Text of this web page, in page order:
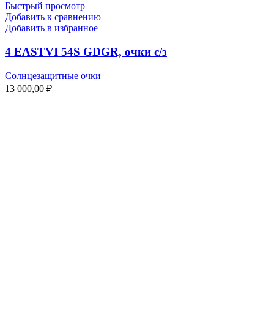
Быстрый просмотр
Добавить к сравнению
Добавить в избранное
4 EASTVI 54S GDGR, очки с/з
Солнцезащитные очки
13 000,00 ₽